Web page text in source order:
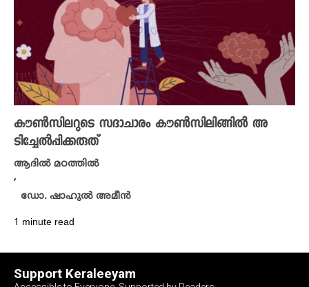
കൗൺസിലറുടെ സദാചാരം കൗൺസിലിങ്ങിൽ അ
ടിച്ചേൽപ്പിക്കരുത്
ആദിൽ മഠത്തിൽ
,
ഡോ. ഷാഹുൽ അമീൻ
1 minute read
Support Keraleeyam